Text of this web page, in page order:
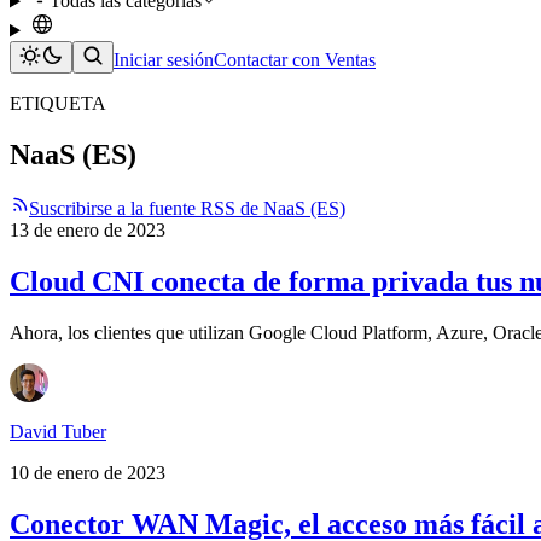
Iniciar sesiónContactar con Ventas
ETIQUETA
NaaS (ES)
Suscribirse a la fuente RSS de NaaS (ES)
13 de enero de 2023
Cloud CNI conecta de forma privada tus
Ahora, los clientes que utilizan Google Cloud Platform, Azure,
David Tuber
10 de enero de 2023
Conector WAN Magic, el acceso más